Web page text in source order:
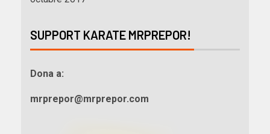
SUPPORT KARATE MRPREPOR!
Dona a:
mrprepor@mrprepor.com